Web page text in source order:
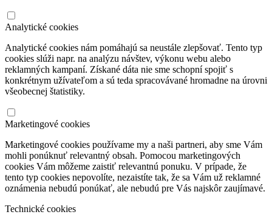
Analytické cookies
Analytické cookies nám pomáhajú sa neustále zlepšovať. Tento typ
cookies slúži napr. na analýzu návštev, výkonu webu alebo
reklamných kampaní. Získané dáta nie sme schopní spojiť s
konkrétnym užívateľom a sú teda spracovávané hromadne na úrovni
všeobecnej štatistiky.
Marketingové cookies
Marketingové cookies používame my a naši partneri, aby sme Vám
mohli ponúknuť relevantný obsah. Pomocou marketingových
cookies Vám môžeme zaistiť relevantnú ponuku. V prípade, že
tento typ cookies nepovolíte, nezaistíte tak, že sa Vám už reklamné
oznámenia nebudú ponúkať, ale nebudú pre Vás najskôr zaujímavé.
Technické cookies